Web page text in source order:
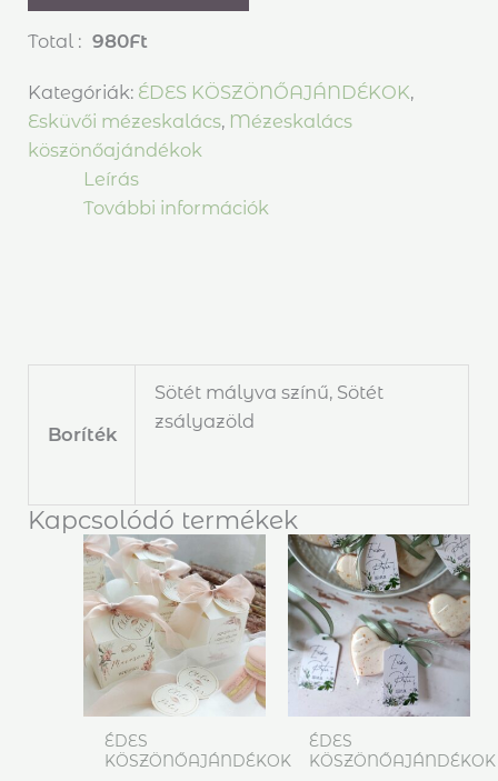
Total : 980Ft
Kategóriák: ÉDES KÖSZÖNŐAJÁNDÉKOK,
Esküvői mézeskalács, Mézeskalács
köszönőajándékok
Leírás
További információk
Boríték
Sötét mályva színű, Sötét
zsályazöld
Kapcsolódó termékek
ÉDES
KÖSZÖNŐAJÁNDÉKOK
ÉDES
KÖSZÖNŐAJÁNDÉKOK